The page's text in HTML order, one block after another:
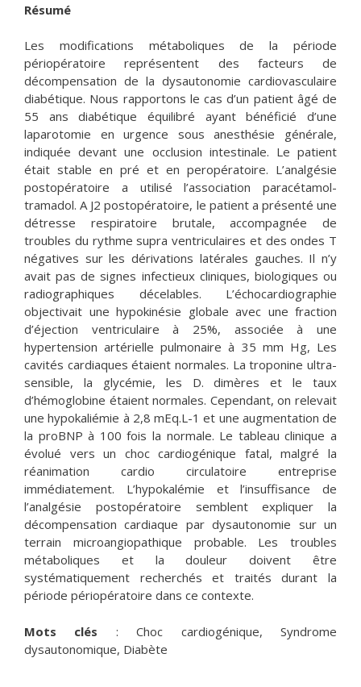
Résumé
Les modifications métaboliques de la période
périopératoire représentent des facteurs de
décompensation de la dysautonomie cardiovasculaire
diabétique. Nous rapportons le cas d’un patient âgé de
55 ans diabétique équilibré ayant bénéficié d’une
laparotomie en urgence sous anesthésie générale,
indiquée devant une occlusion intestinale. Le patient
était stable en pré et en peropératoire. L’analgésie
postopératoire a utilisé l’association paracétamol-
tramadol. A J2 postopératoire, le patient a présenté une
détresse respiratoire brutale, accompagnée de
troubles du rythme supra ventriculaires et des ondes T
négatives sur les dérivations latérales gauches. Il n’y
avait pas de signes infectieux cliniques, biologiques ou
radiographiques décelables. L’échocardiographie
objectivait une hypokinésie globale avec une fraction
d’éjection ventriculaire à 25%, associée à une
hypertension artérielle pulmonaire à 35 mm Hg, Les
cavités cardiaques étaient normales. La troponine ultra-
sensible, la glycémie, les D. dimères et le taux
d’hémoglobine étaient normales. Cependant, on relevait
une hypokaliémie à 2,8 mEq.L-1 et une augmentation de
la proBNP à 100 fois la normale. Le tableau clinique a
évolué vers un choc cardiogénique fatal, malgré la
réanimation cardio circulatoire entreprise
immédiatement. L’hypokalémie et l’insuffisance de
l’analgésie postopératoire semblent expliquer la
décompensation cardiaque par dysautonomie sur un
terrain microangiopathique probable. Les troubles
métaboliques et la douleur doivent être
systématiquement recherchés et traités durant la
période périopératoire dans ce contexte.
Mots clés : Choc cardiogénique, Syndrome
dysautonomique, Diabète